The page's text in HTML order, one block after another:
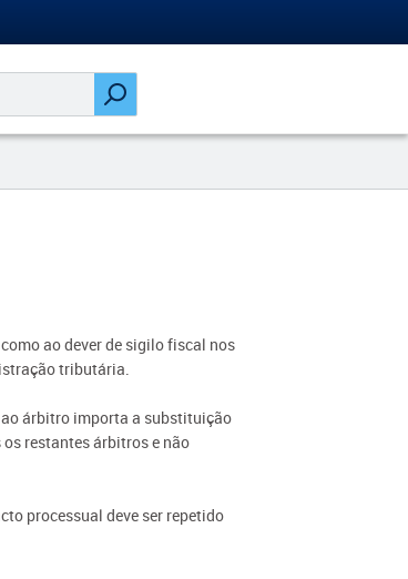
ao dever de sigilo fiscal nos
tributária.
árbitro importa a substituição
restantes árbitros e não
processual deve ser repetido